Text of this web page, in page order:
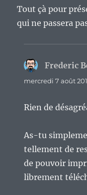
Tout çà pour
qui ne passera
Frederic
mercredi 7 août
Rien de
As-tu
tellement de
de pouvoir
librement